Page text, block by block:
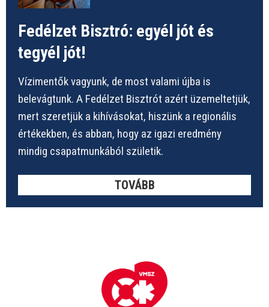
Fedélzet Bisztró: egyél jót és
tegyél jót!
Vízimentők vagyunk, de most valami újba is
belevágtunk. A Fedélzet Bisztrót azért üzemeltetjük,
mert szeretjük a kihívásokat, hiszünk a regionális
értékekben, és abban, hogy az igazi eredmény
mindig csapatmunkából születik.
TOVÁBB